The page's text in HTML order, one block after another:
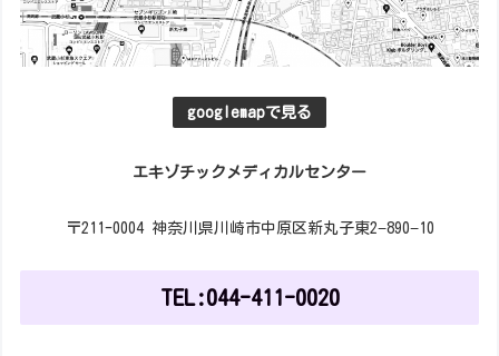
googlemapで見る
エキゾチックメディカルセンター
〒211-0004 神奈川県川崎市中原区新丸子東2−890−10
TEL:044-411-0020